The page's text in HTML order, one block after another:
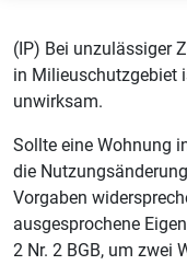
(IP) Bei unzulässiger
in Milieuschutzgebiet
unwirksam.
Sollte eine Wohnung
die
Vorgaben
ausgesprochene
2 Nr. 2 BGB, um zwei